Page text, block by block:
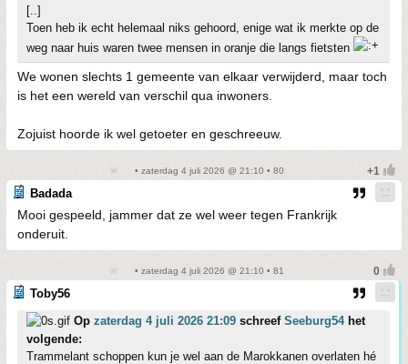
[..]
Toen heb ik echt helemaal niks gehoord, enige wat ik merkte op de
weg naar huis waren twee mensen in oranje die langs fietsten
We wonen slechts 1 gemeente van elkaar verwijderd, maar toch
is het een wereld van verschil qua inwoners.
Zojuist hoorde ik wel getoeter en geschreeuw.
• zaterdag 4 juli 2026 @ 21:10 • 80
Badada
Mooi gespeeld, jammer dat ze wel weer tegen Frankrijk
onderuit.
• zaterdag 4 juli 2026 @ 21:10 • 81
Toby56
Op zaterdag 4 juli 2026 21:09 schreef Seeburg54het
volgende:
Trammelant schoppen kun je wel aan de Marokkanen overlaten hé